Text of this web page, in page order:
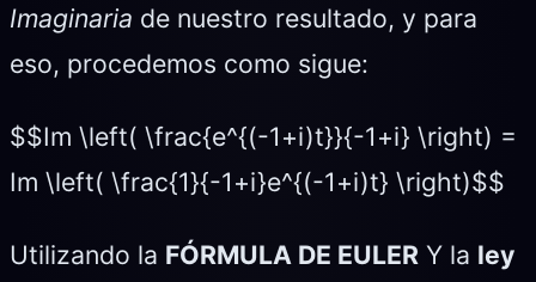
Imaginaria de nuestro resultado, y para
eso, procedemos como sigue:
$$Im \left( \frac{e^{(-1+i)t}}{-1+i} \right) =
Im \left( \frac{1}{-1+i}e^{(-1+i)t} \right)$$
Utilizando la FÓRMULA DE EULER Y la ley